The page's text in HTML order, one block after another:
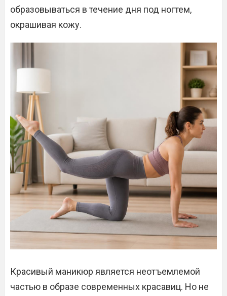
образовываться в течение дня под ногтем,
окрашивая кожу.
Красивый маникюр является неотъемлемой
частью в образе современных красавиц. Но не